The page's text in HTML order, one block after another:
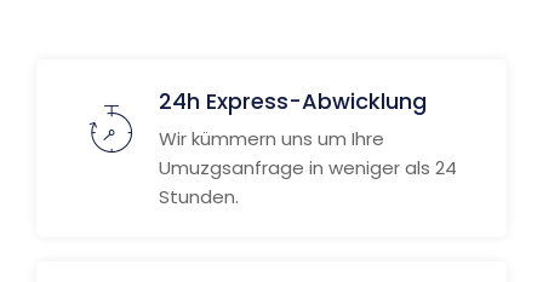
24h Express-Abwicklung
Wir kümmern uns um Ihre
Umuzgsanfrage in weniger als 24
Stunden.